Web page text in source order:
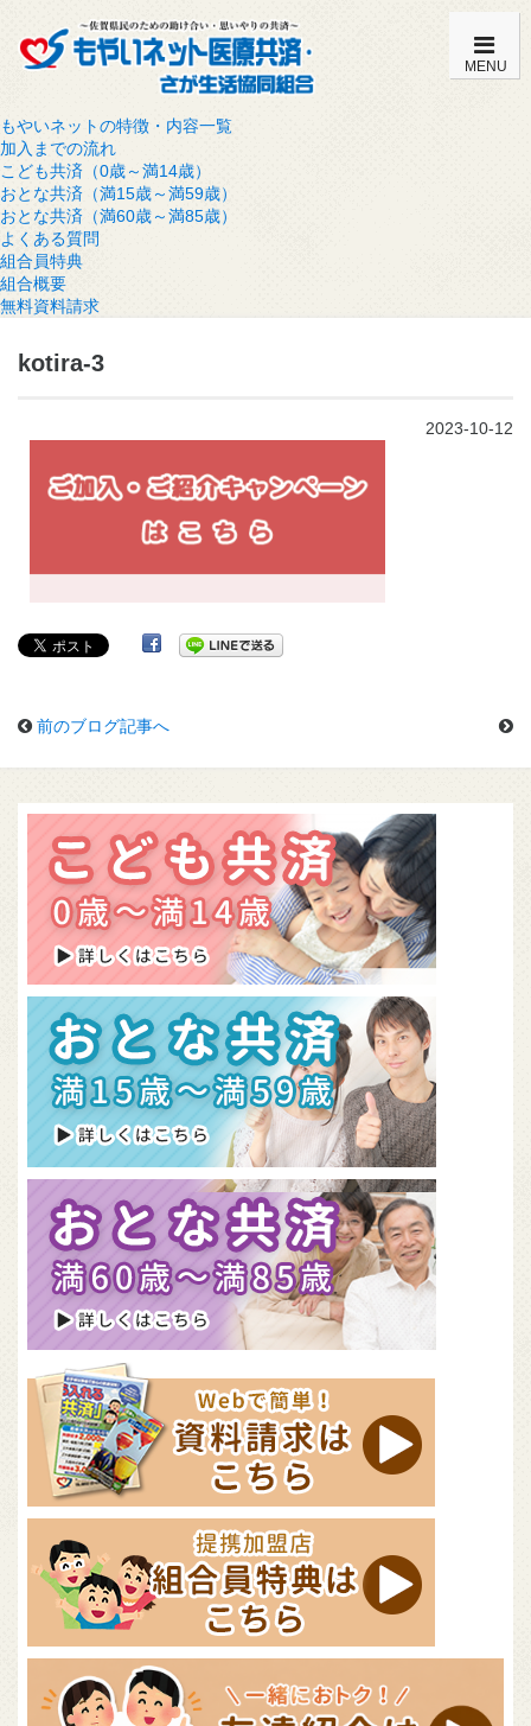
MENU
もやいネットの特徴・内容一覧
加入までの流れ
こども共済（0歳～満14歳）
おとな共済（満15歳～満59歳）
おとな共済（満60歳～満85歳）
よくある質問
組合員特典
組合概要
無料資料請求
kotira-3
2023-10-12
前のブログ記事へ